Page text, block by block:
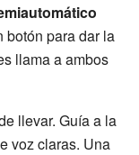
botón para dar la
llama a ambos
llevar. Guía a la
voz claras. Una